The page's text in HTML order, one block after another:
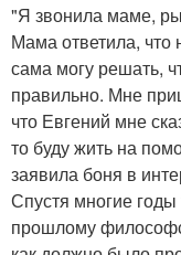
"Я звонила маме,
Мама ответила, что
сама могу решать,
правильно. Мне
что Евгений мне
то буду жить на
заявила боня в
Спустя многие
прошлому